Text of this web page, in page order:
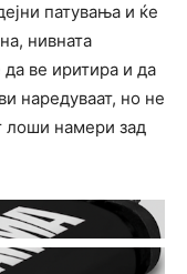
патувања и ќе
нивната
ве иритира и да
наредуваат, но не
лоши намери зад